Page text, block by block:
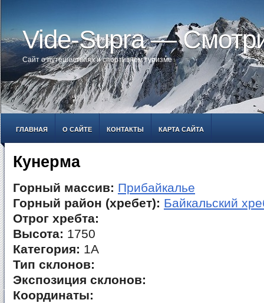
Vide-Supra —
Сайт о путешествиях и спортивном туризме
ГЛАВНАЯ О САЙТЕ КОНТАКТЫ КАРТА САЙТА
Кунерма
Горный массив: Прибайкалье
Горный район (хребет): Байкальский
Отрог хребта:
Высота: 1750
Категория: 1А
Тип склонов:
Экспозиция склонов:
Координаты: